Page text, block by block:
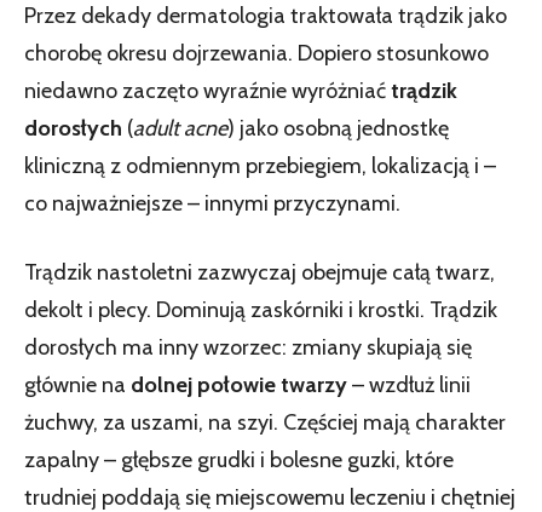
Przez dekady dermatologia traktowała trądzik jako
chorobę okresu dojrzewania. Dopiero stosunkowo
niedawno zaczęto wyraźnie wyróżniaćtrądzik
dorosłych (adult acne) jako osobną jednostkę
kliniczną z odmiennym przebiegiem, lokalizacją i –
co najważniejsze – innymi przyczynami.
Trądzik nastoletni zazwyczaj obejmuje całą twarz,
dekolt i plecy. Dominują zaskórniki i krostki. Trądzik
dorosłych ma inny wzorzec: zmiany skupiają się
głównie na dolnej połowie twarzy– wzdłuż linii
żuchwy, za uszami, na szyi. Częściej mają charakter
zapalny – głębsze grudki i bolesne guzki, które
trudniej poddają się miejscowemu leczeniu i chętniej